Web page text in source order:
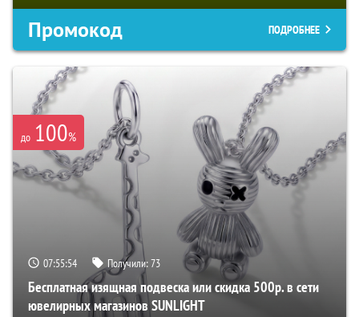
Промокод ПОДРОБНЕЕ
до 100%
07:55:53 Получили:73
Бесплатная изящная подвеска или скидка 500р. в сети
ювелирных магазинов SUNLIGHT